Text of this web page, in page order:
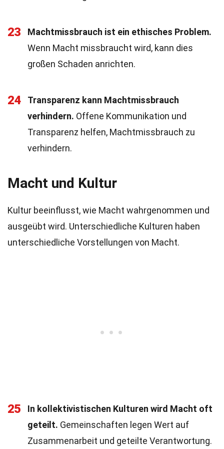
23
Machtmissbrauch ist ein ethisches Problem.
Wenn Macht missbraucht wird, kann dies
großen Schaden anrichten.
24
Transparenz kann Machtmissbrauch
verhindern. Offene Kommunikation und
Transparenz helfen, Machtmissbrauch zu
verhindern.
Macht und Kultur
Kultur beeinflusst, wie Macht wahrgenommen und
ausgeübt wird. Unterschiedliche Kulturen haben
unterschiedliche Vorstellungen von Macht.
25
In kollektivistischen Kulturen wird Macht oft
geteilt. Gemeinschaften legen Wert auf
Zusammenarbeit und geteilte Verantwortung.